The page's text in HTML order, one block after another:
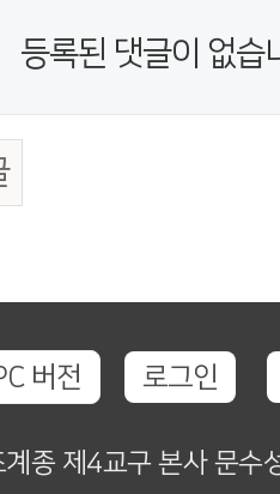
등록된 댓글이 없습
버전 로그인
계종 제4교구 본사 문수